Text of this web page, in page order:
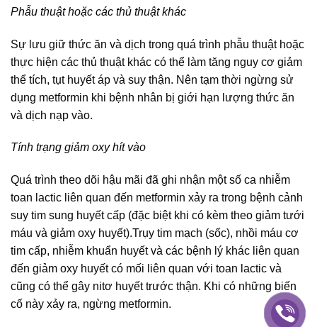
Phẫu thuật hoặc các thủ thuật khác
Sự lưu giữ thức ăn và dịch trong quá trình phẫu thuật hoặc
thực hiện các thủ thuật khác có thể làm tăng nguy cơ giảm
thể tích, tụt huyết áp và suy thận. Nên tạm thời ngừng sử
dụng metformin khi bệnh nhân bị giới hạn lượng thức ăn
và dịch nạp vào.
Tính trạng giảm oxy hít vào
Quá trình theo dõi hậu mãi đã ghi nhận một số ca nhiễm
toan lactic liên quan đến metformin xảy ra trong bệnh cảnh
suy tim sung huyết cấp (đặc biệt khi có kèm theo giảm tưới
máu và giảm oxy huyết).Trụy tim mạch (sốc), nhồi máu cơ
tim cấp, nhiễm khuẩn huyết và các bệnh lý khác liên quan
đến giảm oxy huyết có mối liên quan với toan lactic và
cũng có thể gây nitơ huyết trước thận. Khi có những biến
cố này xảy ra, ngừng metformin.